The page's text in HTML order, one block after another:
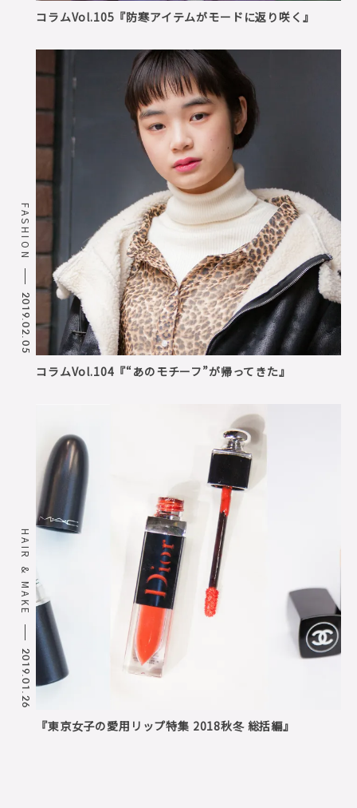
コラムVol.105『防寒アイテムがモードに返り咲く』
FASHION
2019.02.05
コラムVol.104『“あのモチーフ”が帰ってきた』
HAIR & MAKE
2019.01.26
『東京女子の愛用リップ特集 2018秋冬 総括編』